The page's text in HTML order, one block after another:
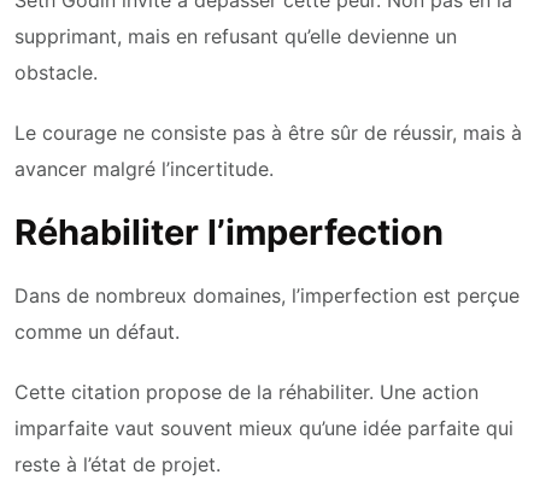
supprimant, mais en refusant qu’elle devienne un
obstacle.
Le courage ne consiste pas à être sûr de réussir, mais à
avancer malgré l’incertitude.
Réhabiliter l’imperfection
Dans de nombreux domaines, l’imperfection est perçue
comme un défaut.
Cette citation propose de la réhabiliter. Une action
imparfaite vaut souvent mieux qu’une idée parfaite qui
reste à l’état de projet.